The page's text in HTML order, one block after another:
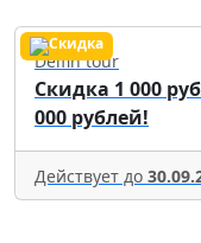
Delfin tour
Скидка 1 000
000 рублей!
Действует до